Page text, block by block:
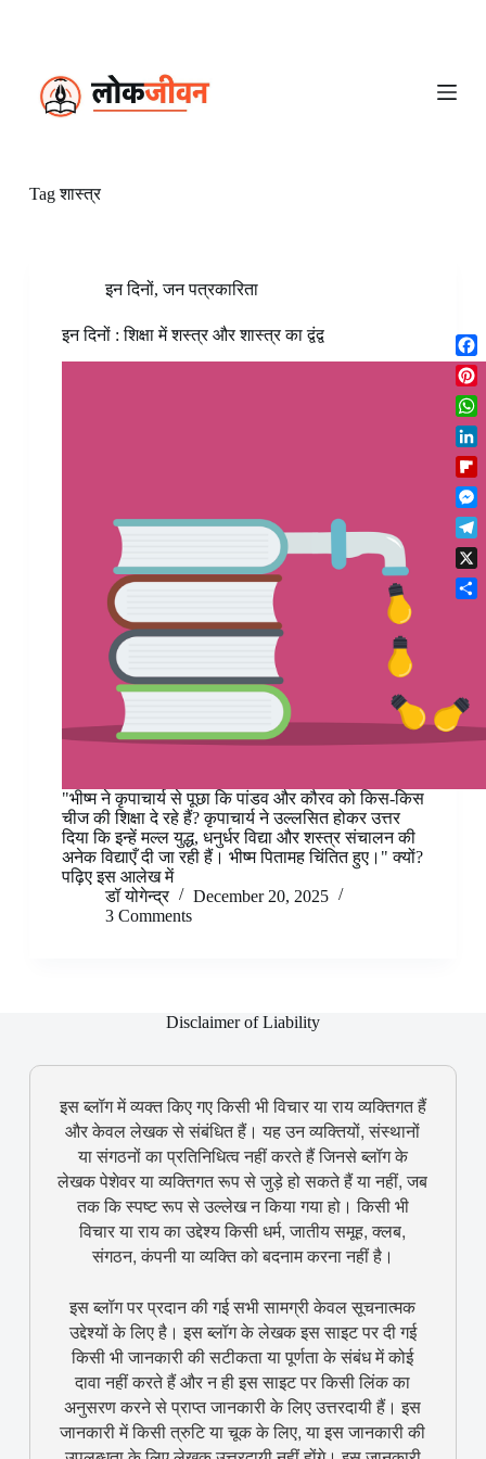
Tagशास्त्र
इन दिनों,जन पत्रकारिता
इन दिनों : शिक्षा में शस्त्र और शास्त्र का द्वंद्व
"भीष्म ने कृपाचार्य से पूछा कि पांडव और कौरव को किस-किस
चीज की शिक्षा दे रहे हैं? कृपाचार्य ने उल्लसित होकर उत्तर
दिया कि इन्हें मल्ल युद्ध, धनुर्धर विद्या और शस्त्र संचालन की
अनेक विद्याएँ दी जा रही हैं। भीष्म पितामह चिंतित हुए।" क्यों?
पढ़िए इस आलेख में
डॉ योगेन्द्र
December 20, 2025
3 Comments
Disclaimer of Liability
इस ब्लॉग में व्यक्त किए गए किसी भी विचार या राय व्यक्तिगत हैं
और केवल लेखक से संबंधित हैं। यह उन व्यक्तियों, संस्थानों
या संगठनों का प्रतिनिधित्व नहीं करते हैं जिनसे ब्लॉग के
लेखक पेशेवर या व्यक्तिगत रूप से जुड़े हो सकते हैं या नहीं, जब
तक कि स्पष्ट रूप से उल्लेख न किया गया हो। किसी भी
विचार या राय का उद्देश्य किसी धर्म, जातीय समूह, क्लब,
संगठन, कंपनी या व्यक्ति को बदनाम करना नहीं है।
इस ब्लॉग पर प्रदान की गई सभी सामग्री केवल सूचनात्मक
उद्देश्यों के लिए है। इस ब्लॉग के लेखक इस साइट पर दी गई
किसी भी जानकारी की सटीकता या पूर्णता के संबंध में कोई
दावा नहीं करते हैं और न ही इस साइट पर किसी लिंक का
अनुसरण करने से प्राप्त जानकारी के लिए उत्तरदायी हैं। इस
जानकारी में किसी त्रुटि या चूक के लिए, या इस जानकारी की
F
a
c
e
b
o
o
k
P
i
n
t
e
r
e
s
t
W
h
a
t
s
A
p
p
L
i
n
k
e
d
I
F
l
i
p
b
o
M
e
s
s
e
T
e
l
m
X
e